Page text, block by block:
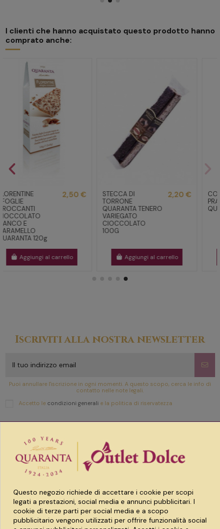
I clienti che hanno acquistato questo prodotto hanno
comprato anche:
STECCA DI
TORRONE
QUARANTA TENERO
VARIEGATO
CIOCCOLATO
100G
2,20 €
Aggiungi al carrello
CONO NOCCIOLE
PRALINATE
QUARANTA 120g
2,80 €
Aggiungi al carrello
Iscriviti alla nostra newsletter
Puoi annullare l'iscrizione in ogni momenti. A questo scopo, cerca le info di
contatto nelle note legali.
Accetto le condizioni generali e la politica di riservatezza
Link utili
Prodotti
Account
Questo negozio richiede di accettare i cookie per scopi
legati a prestazioni, social media e annunci pubblicitari. I
cookie di terze parti per social media e a scopo
pubblicitario vengono utilizzati per offrire funzionalità social